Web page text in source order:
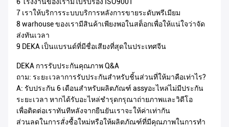
6 โรงงานของเรามีใบรับรอง ISO9001
7 เราให้บริการระบบบริการหลังการขายระดับพรีเมียม
8 warhouse ของเรามีสินค้าเพียงพอในสต็อกเพื่อให้แน่ใจว่าจัด
ส่งทันเวลา
9 DEKA เป็นแบรนด์ที่มีชื่อเสียงที่สุดในประเทศจีน
DEKA การรับประกันคุณภาพ Q&A
ถาม: ระยะเวลาการรับประกันสำหรับชิ้นส่วนที่ให้มาคือเท่าไร?
A: รับประกัน 6 เดือนสำหรับผลิตภัณฑ์ assyอะไหล่ไม่มีประกัน
ระยะเวลา หากได้รับอะไหล่ชำรุดกรุณาถ่ายภาพและวิดีโอ
เพื่อติดต่อเราทันทีหลังจากยืนยันเราจะให้ค่าเท่ากัน
ส่วนลดในการสั่งซื้อใหม่หรือให้ผลิตภัณฑ์ที่มีคุณภาพในการทำ